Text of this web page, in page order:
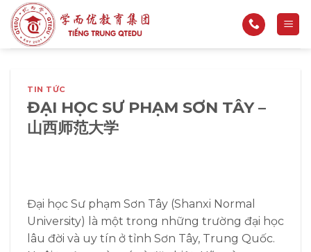
qua
nội
TIN TỨC
ĐẠI HỌC SƯ PHẠM SƠN TÂY –
山西师范大学
Đại học Sư phạm Sơn Tây (Shanxi Normal
University) là một trong những trường đại học
lâu đời và uy tín ở tỉnh Sơn Tây, Trung Quốc.